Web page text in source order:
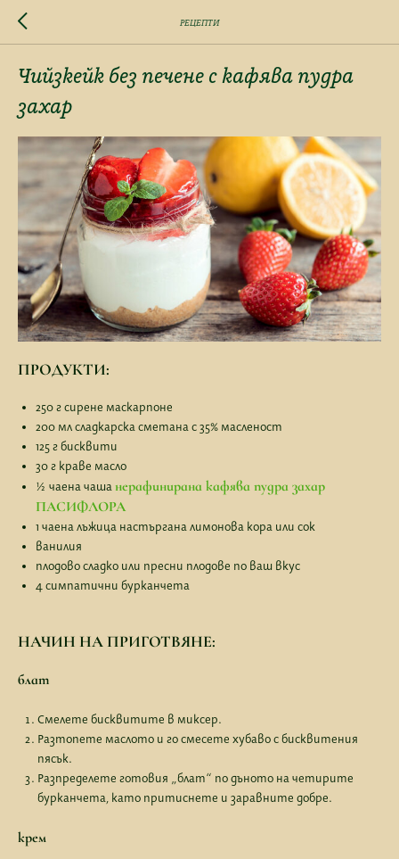
РЕЦЕПТИ
Чийзкейк без печене с кафява пудра
захар
ПРОДУКТИ:
250 г сирене маскарпоне
200 мл сладкарска сметана с 35% масленост
125 г бисквити
30 г краве масло
½ чаена чашанерафинирана кафява пудра захар
ПАСИФЛОРА
1 чаена лъжица настъргана лимонова кора или сок
ванилия
плодово сладко или пресни плодове по ваш вкус
4 симпатични бурканчета
НАЧИН НА ПРИГОТВЯНЕ:
блат
Смелете бисквитите в миксер.
Разтопете маслото и го смесете хубаво с бисквитения
пясък.
Разпределете готовия „блат“ по дъното на четирите
бурканчета, като притиснете и заравните добре.
крем